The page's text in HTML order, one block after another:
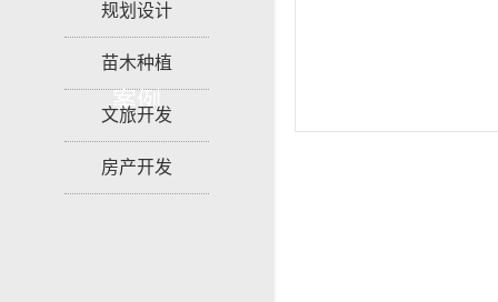
案例
规划设计
苗木种植
文旅开发
房产开发